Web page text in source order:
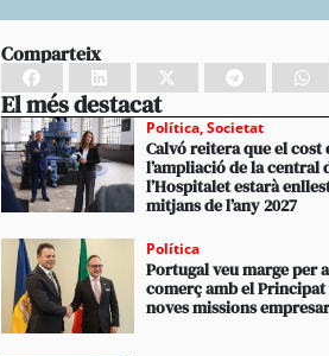
Comparteix
El més destacat
Política,Societat
Calvó reitera que el cost
l’ampliació de la central
l’Hospitalet estarà
mitjans de l’any 2027
Política
Portugal veu marge per
comerç amb el
noves missions